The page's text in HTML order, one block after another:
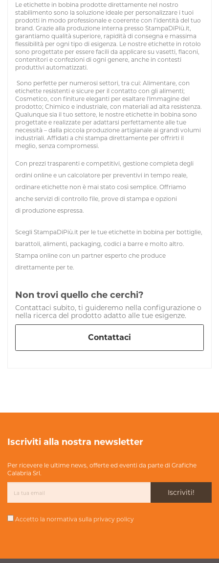
Le etichette in bobina prodotte direttamente nel nostro
stabilimento sono la soluzione ideale per personalizzare i tuoi
prodotti in modo professionale e coerente con l’identità del tuo
brand. Grazie alla produzione interna presso StampaDiPiù.it,
garantiamo qualità superiore, rapidità di consegna e massima
flessibilità per ogni tipo di esigenza. Le nostre etichette in rotolo
sono progettate per essere facili da applicare su vasetti, flaconi,
contenitori e confezioni di ogni genere, anche in contesti
produttivi automatizzati.
Sono perfette per numerosi settori, tra cui: Alimentare, con
etichette resistenti e sicure per il contatto con gli alimenti;
Cosmetico, con finiture eleganti per esaltare l'immagine del
prodotto; Chimico e industriale, con materiali ad alta resistenza.
Qualunque sia il tuo settore, le nostre etichette in bobina sono
progettate e realizzate per adattarsi perfettamente alle tue
necessità – dalla piccola produzione artigianale ai grandi volumi
industriali. Affidati a chi stampa direttamente per offrirti il
meglio, senza compromessi.
Con prezzi trasparenti e competitivi, gestione completa degli
ordini online e un calcolatore per preventivi in tempo reale,
ordinare etichette non è mai stato così semplice. Offriamo
anche servizi di controllo file, prove di stampa e opzioni
di produzione espressa.
Scegli StampaDiPiù.it per le tue etichette in bobina per bottiglie,
barattoli, alimenti, packaging, codici a barre e molto altro.
Stampa online con un partner esperto che produce
direttamente per te.
Non trovi quello che cerchi?
Contattaci subito, ti guideremo nella configurazione o
nella ricerca del prodotto adatto alle tue esigenze.
Contattaci
Iscriviti alla nostra newsletter
Per ricevere le ultime news, offerte ed eventi da parte di Grafiche
Calabria Srl.
Iscriviti!
Accetto la normativa sulla privacy policy